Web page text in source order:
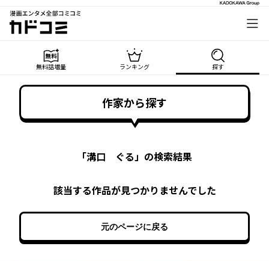
漫画エンタメ全部コミコミ
カドコミ
無料話増量 ランキング 探す
作家から探す
「溝口 ぐる」の検索結果
該当する作品が見つかりませんでした
元のページに戻る